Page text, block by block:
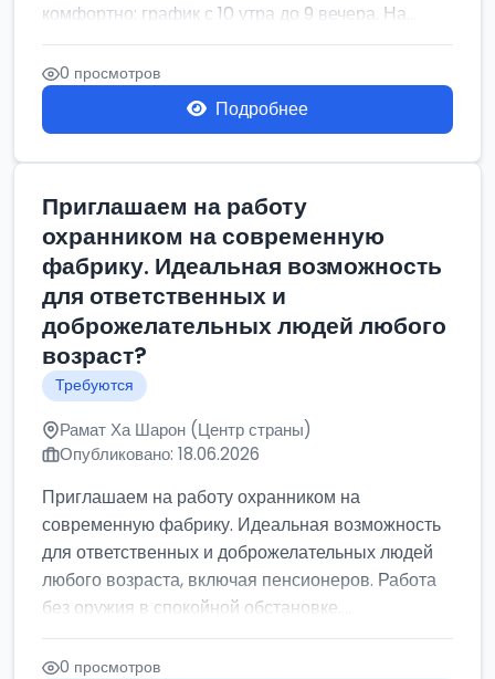
комфортно: график с 10 утра до 9 вечера. На...
0 просмотров
Подробнее
Приглашаем на работу
охранником на современную
фабрику. Идеальная возможность
для ответственных и
доброжелательных людей любого
возраст?
Требуются
Рамат Ха Шарон (Центр страны)
Опубликовано: 18.06.2026
Приглашаем на работу охранником на
современную фабрику. Идеальная возможность
для ответственных и доброжелательных людей
любого возраста, включая пенсионеров. Работа
без оружия в спокойной обстановке....
0 просмотров